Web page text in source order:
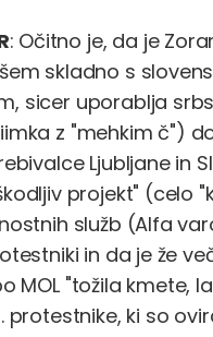
: Očitno je, da je
skladno s
sicer uporablja
z "mehkim č")
Ljubljane in
projekt" (celo
služb (Alfa
in da je že
MOL "tožila kmete,
protestnike, ki so